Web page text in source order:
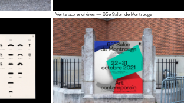
Vente aux enchères — 65e Salon de Montrouge